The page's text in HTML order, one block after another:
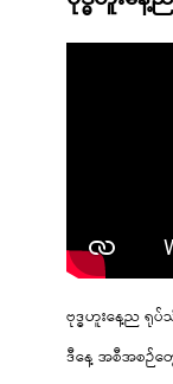
ဗုဒ္ဓဟူးနေ့ည ရု
ဒီနေ့ အစီအစဉ်